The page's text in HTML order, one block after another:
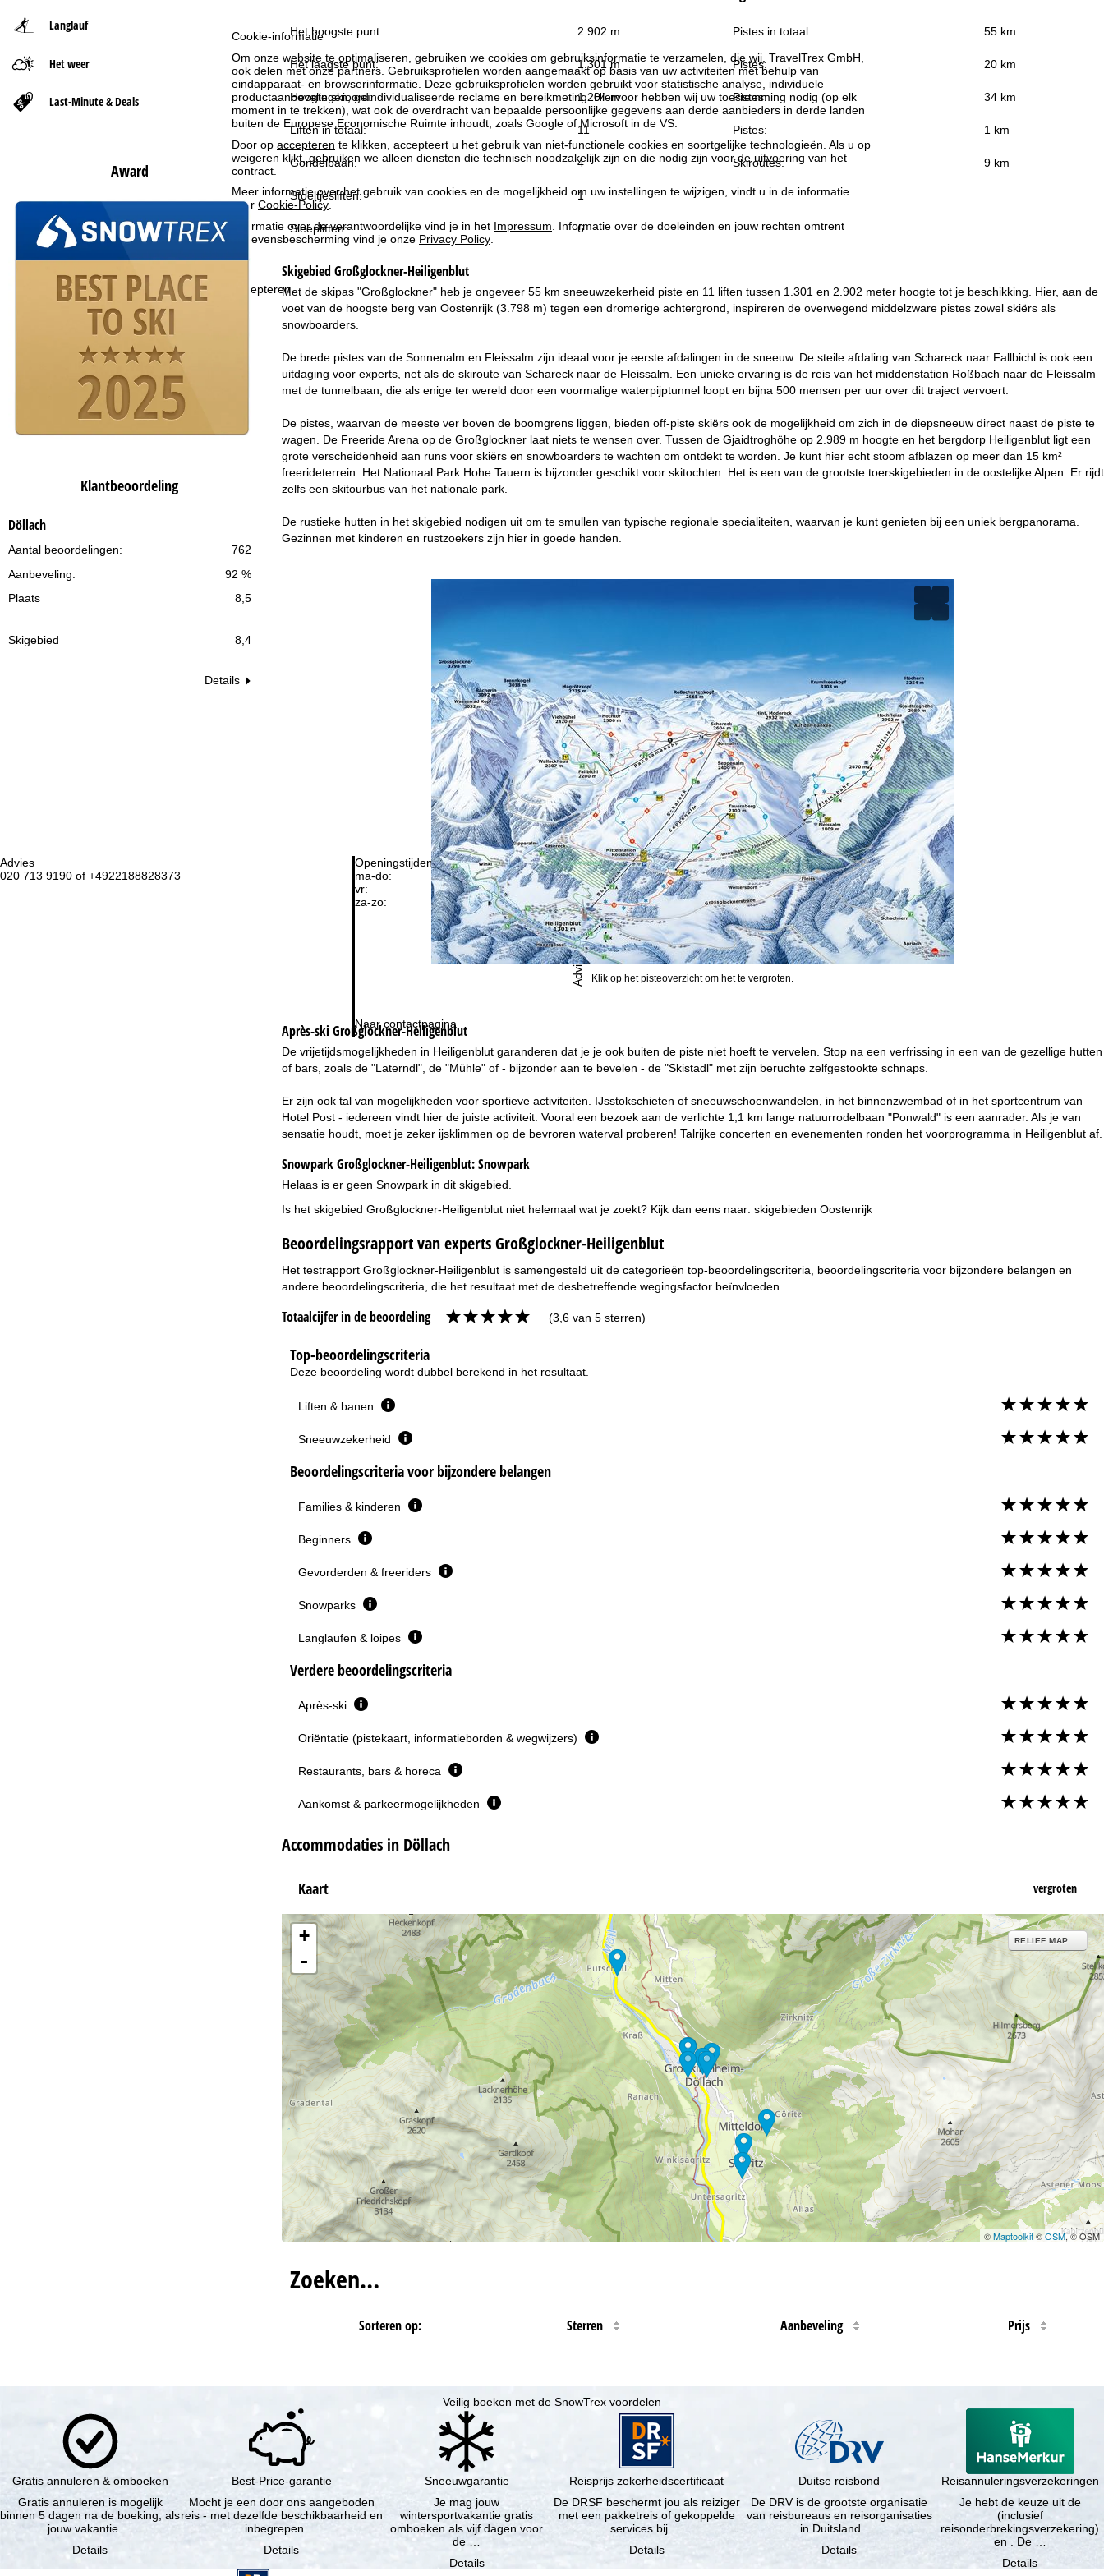
Cookie-informatie
Om onze website te optimaliseren, gebruiken we cookies om gebruiksinformatie te verzamelen, die wij, TravelTrex GmbH,
ook delen met onze partners. Gebruiksprofielen worden aangemaakt op basis van uw activiteiten met behulp van
eindapparaat- en browserinformatie. Deze gebruiksprofielen worden gebruikt voor statistische analyse, individuele
productaanbevelingen, geïndividualiseerde reclame en bereikmeting. Hiervoor hebben wij uw toestemming nodig (op elk
moment in te trekken), wat ook de overdracht van bepaalde persoonlijke gegevens aan derde aanbieders in derde landen
buiten de Europese Economische Ruimte inhoudt, zoals Google of Microsoft in de VS.
Door op accepteren te klikken, accepteert u het gebruik van niet-functionele cookies en soortgelijke technologieën. Als u op
weigeren klikt, gebruiken we alleen diensten die technisch noodzakelijk zijn en die nodig zijn voor de uitvoering van het
contract.
Meer informatie over het gebruik van cookies en de mogelijkheid om uw instellingen te wijzigen, vindt u in de informatie
over Cookie-Policy
Informatie over de verantwoordelijke vind je in het Impressum . Informatie over de doeleinden en jouw rechten omtrent
gegevensbescherming vind je onze Privacy Policy
Accepteren
Advies
020 713 9190 of +4922188828373
Openingstijden
ma-do:
09:00-17:00
vr:
09:00-14:00
za-zo:
gesloten
Naar contactpagina
Advies
Langlauf
Het weer
Last-Minute & Deals
Award
Klantbeoordeling
Döllach
762
Aantal beoordelingen:
92 %
Aanbeveling:
Plaats
8,5
Skigebied 8,4
Details
t
p
a
g
i
n
a
Het hoogste punt: 2.902 m Pistes in totaal: 55 km
Het laagste punt: 1.301 m Pistes: 20 km
Hoogte skioord: 1.204 m Pistes: 34 km
Liften in totaal: 11 Pistes: 1 km
Gondelbaan: 4 Skiroutes: 9 km
Stoeltjesliften: 1
Sleepliften: 6
Skigebied Großglockner-Heiligenblut
Met de skipas "Großglockner" heb je ongeveer 55 km sneeuwzekerheid piste en 11 liften tussen 1.301 en 2.902 meter hoogte tot je beschikking. Hier, aan de
voet van de hoogste berg van Oostenrijk (3.798 m) tegen een dromerige achtergrond, inspireren de overwegend middelzware pistes zowel skiërs als
snowboarders.
De brede pistes van de Sonnenalm en Fleissalm zijn ideaal voor je eerste afdalingen in de sneeuw. De steile afdaling van Schareck naar Fallbichl is ook een
uitdaging voor experts, net als de skiroute van Schareck naar de Fleissalm. Een unieke ervaring is de reis van het middenstation Roßbach naar de Fleissalm
met de tunnelbaan, die als enige ter wereld door een voormalige waterpijptunnel loopt en bijna 500 mensen per uur over dit traject vervoert.
De pistes, waarvan de meeste ver boven de boomgrens liggen, bieden off-piste skiërs ook de mogelijkheid om zich in de diepsneeuw direct naast de piste te
wagen. De Freeride Arena op de Großglockner laat niets te wensen over. Tussen de Gjaidtroghöhe op 2.989 m hoogte en het bergdorp Heiligenblut ligt een
grote verscheidenheid aan runs voor skiërs en snowboarders te wachten om ontdekt te worden. Je kunt hier echt stoom afblazen op meer dan 15 km²
freerideterrein. Het Nationaal Park Hohe Tauern is bijzonder geschikt voor skitochten. Het is een van de grootste toerskigebieden in de oostelijke Alpen. Er rijdt
zelfs een skitourbus van het nationale park.
De rustieke hutten in het skigebied nodigen uit om te smullen van typische regionale specialiteiten, waarvan je kunt genieten bij een uniek bergpanorama.
Gezinnen met kinderen en rustzoekers zijn hier in goede handen.
Klik op het pisteoverzicht om het te vergroten.
Après-ski Großglockner-Heiligenblut
De vrijetijdsmogelijkheden in Heiligenblut garanderen dat je je ook buiten de piste niet hoeft te vervelen. Stop na een verfrissing in een van de gezellige hutten
of bars, zoals de "Laterndl", de "Mühle" of - bijzonder aan te bevelen - de "Skistadl" met zijn beruchte zelfgestookte schnaps.
Er zijn ook tal van mogelijkheden voor sportieve activiteiten. IJsstokschieten of sneeuwschoenwandelen, in het binnenzwembad of in het sportcentrum van
Hotel Post - iedereen vindt hier de juiste activiteit. Vooral een bezoek aan de verlichte 1,1 km lange natuurrodelbaan "Ponwald" is een aanrader. Als je van
sensatie houdt, moet je zeker ijsklimmen op de bevroren waterval proberen! Talrijke concerten en evenementen ronden het voorprogramma in Heiligenblut af.
Snowpark Großglockner-Heiligenblut:Snowpark
Helaas is er geen Snowpark in dit skigebied.
Is het skigebied Großglockner-Heiligenblut niet helemaal wat je zoekt? Kijk dan eens naar: skigebieden Oostenrijk
Beoordelingsrapport van experts Großglockner-Heiligenblut
Het testrapport Großglockner-Heiligenblut is samengesteld uit de categorieën top-beoordelingscriteria, beoordelingscriteria voor bijzondere belangen en
andere beoordelingscriteria, die het resultaat met de desbetreffende wegingsfactor beïnvloeden.
Totaalcijfer in de beoordeling (3,6 van 5 sterren)
Top-beoordelingscriteria
Deze beoordeling wordt dubbel berekend in het resultaat.
Liften & banen
Sneeuwzekerheid
Beoordelingscriteria voor bijzondere belangen
Families & kinderen
Beginners
Gevorderden & freeriders
Snowparks
Langlaufen & loipes
Verdere beoordelingscriteria
Après-ski
Oriëntatie (pistekaart, informatieborden & wegwijzers)
Restaurants, bars & horeca
Aankomst & parkeermogelijkheden
Accommodaties in Döllach
Kaart vergroten
+
-
RELIEF MAP
©Maptoolkit©OSM, © OSM
Zoeken…
Sorteren op: Sterren Aanbeveling Prijs
Veilig boeken met de SnowTrex voordelen
Gratis annuleren & omboeken
Gratis annuleren is mogelijk
binnen 5 dagen na de boeking, als
jouw vakantie …
Details
Best-Price-garantie
Mocht je een door ons aangeboden
reis - met dezelfde beschikbaarheid en
inbegrepen …
Details
Sneeuwgarantie
Je mag jouw
wintersportvakantie gratis
omboeken als vijf dagen voor
de …
Details
Reisprijs zekerheidscertificaat
De DRSF beschermt jou als reiziger
met een pakketreis of gekoppelde
services bij …
Details
Duitse reisbond
De DRV is de grootste organisatie
van reisbureaus en reisorganisaties
in Duitsland. …
Details
Reisannuleringsverzekeringen
Je hebt de keuze uit de
(inclusief
reisonderbrekingsverzekering)
en . De …
Details